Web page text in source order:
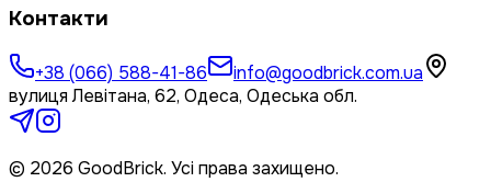
Контакти
+38 (066) 588-41-86
info@goodbrick.com.ua
вулиця Левітана, 62, Одеса, Одеська обл.
© 2026 GoodBrick. Усі права захищено.